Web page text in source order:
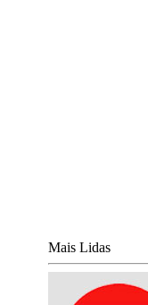
Mais Lidas